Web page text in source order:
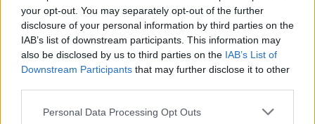
your opt-out. You may separately opt-out of the further
disclosure of your personal information by third parties on the
IAB’s list of downstream participants. This information may
also be disclosed by us to third parties on the IAB’s List of
Downstream Participants that may further disclose it to other
Please note that this website/app uses one or more Google
Personal Data Processing Opt Outs
2. Tacos messicani
I tacos sono un simbolo della cucina messicana.
Farciti con carne, pesce o verdure e accompagnati
informale. Non dimenticare di aggiungere avocado